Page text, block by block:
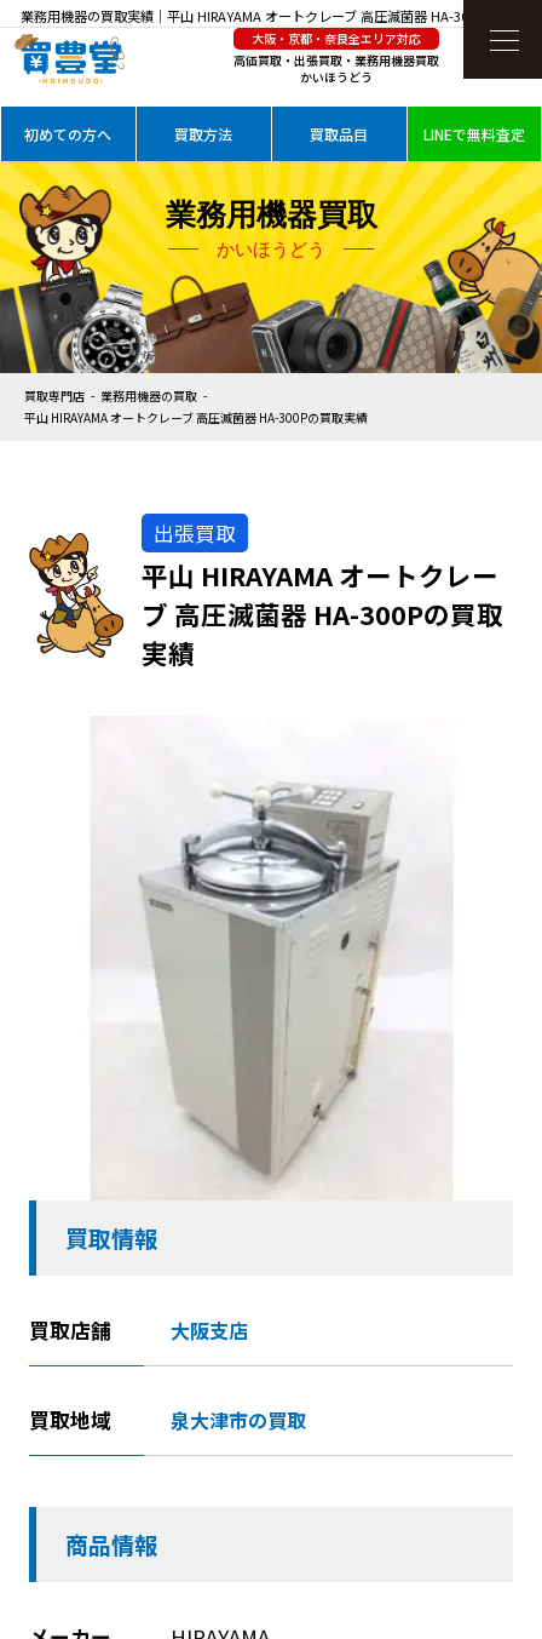
業務用機器の買取実績｜平山 HIRAYAMA オートクレーブ 高圧滅菌器 HA-300Pを高価買
取
大阪・京都・奈良全エリア対応
高価買取・出張買取・業務用機器買取
かいほうどう
初めての方へ 買取方法 買取品目 LINEで無料査定
業務用機器買取
かいほうどう
買取専門店
業務用機器の買取
平山 HIRAYAMA オートクレーブ 高圧滅菌器 HA-300Pの買取実績
出張買取
平山 HIRAYAMA オートクレー
ブ 高圧滅菌器 HA-300Pの買取
実績
買取情報
買取店舗 大阪支店
買取地域 泉大津市の買取
商品情報